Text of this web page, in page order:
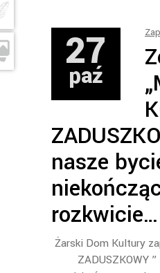
27
paź
nasze
Żarski Dom Kultury
ZADUSZKOWY